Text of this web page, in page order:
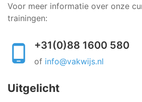
Voor meer informatie over onze
trainingen:
+31(0)88 1600 580
of info@vakwijs.nl
Uitgelicht